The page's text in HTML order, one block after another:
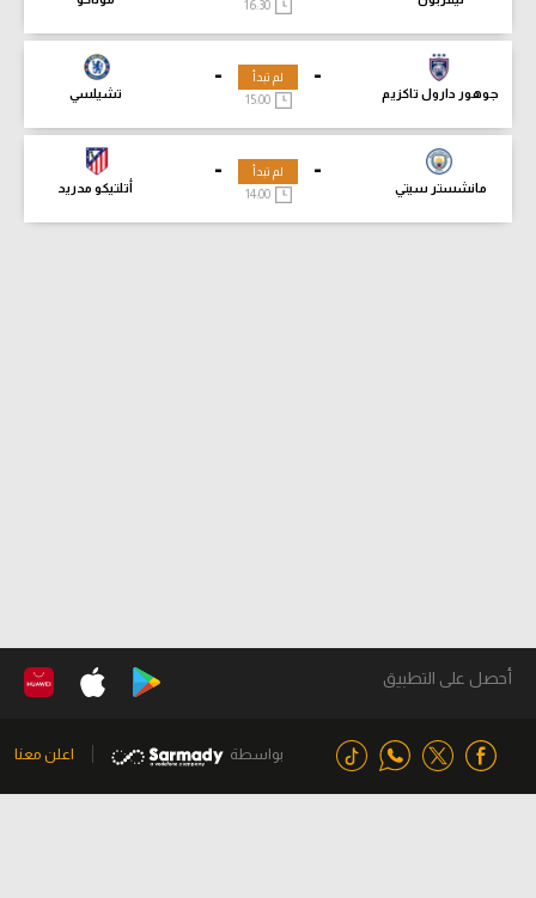
-
جوهور دارول تاكزيم
-
تشيلسي
لم تبدأ
15:00
-
مانشستر سيتي
-
أتلتيكو مدريد
لم تبدأ
14:00
أحصل على التطبيق
بواسطة اعلن معنا